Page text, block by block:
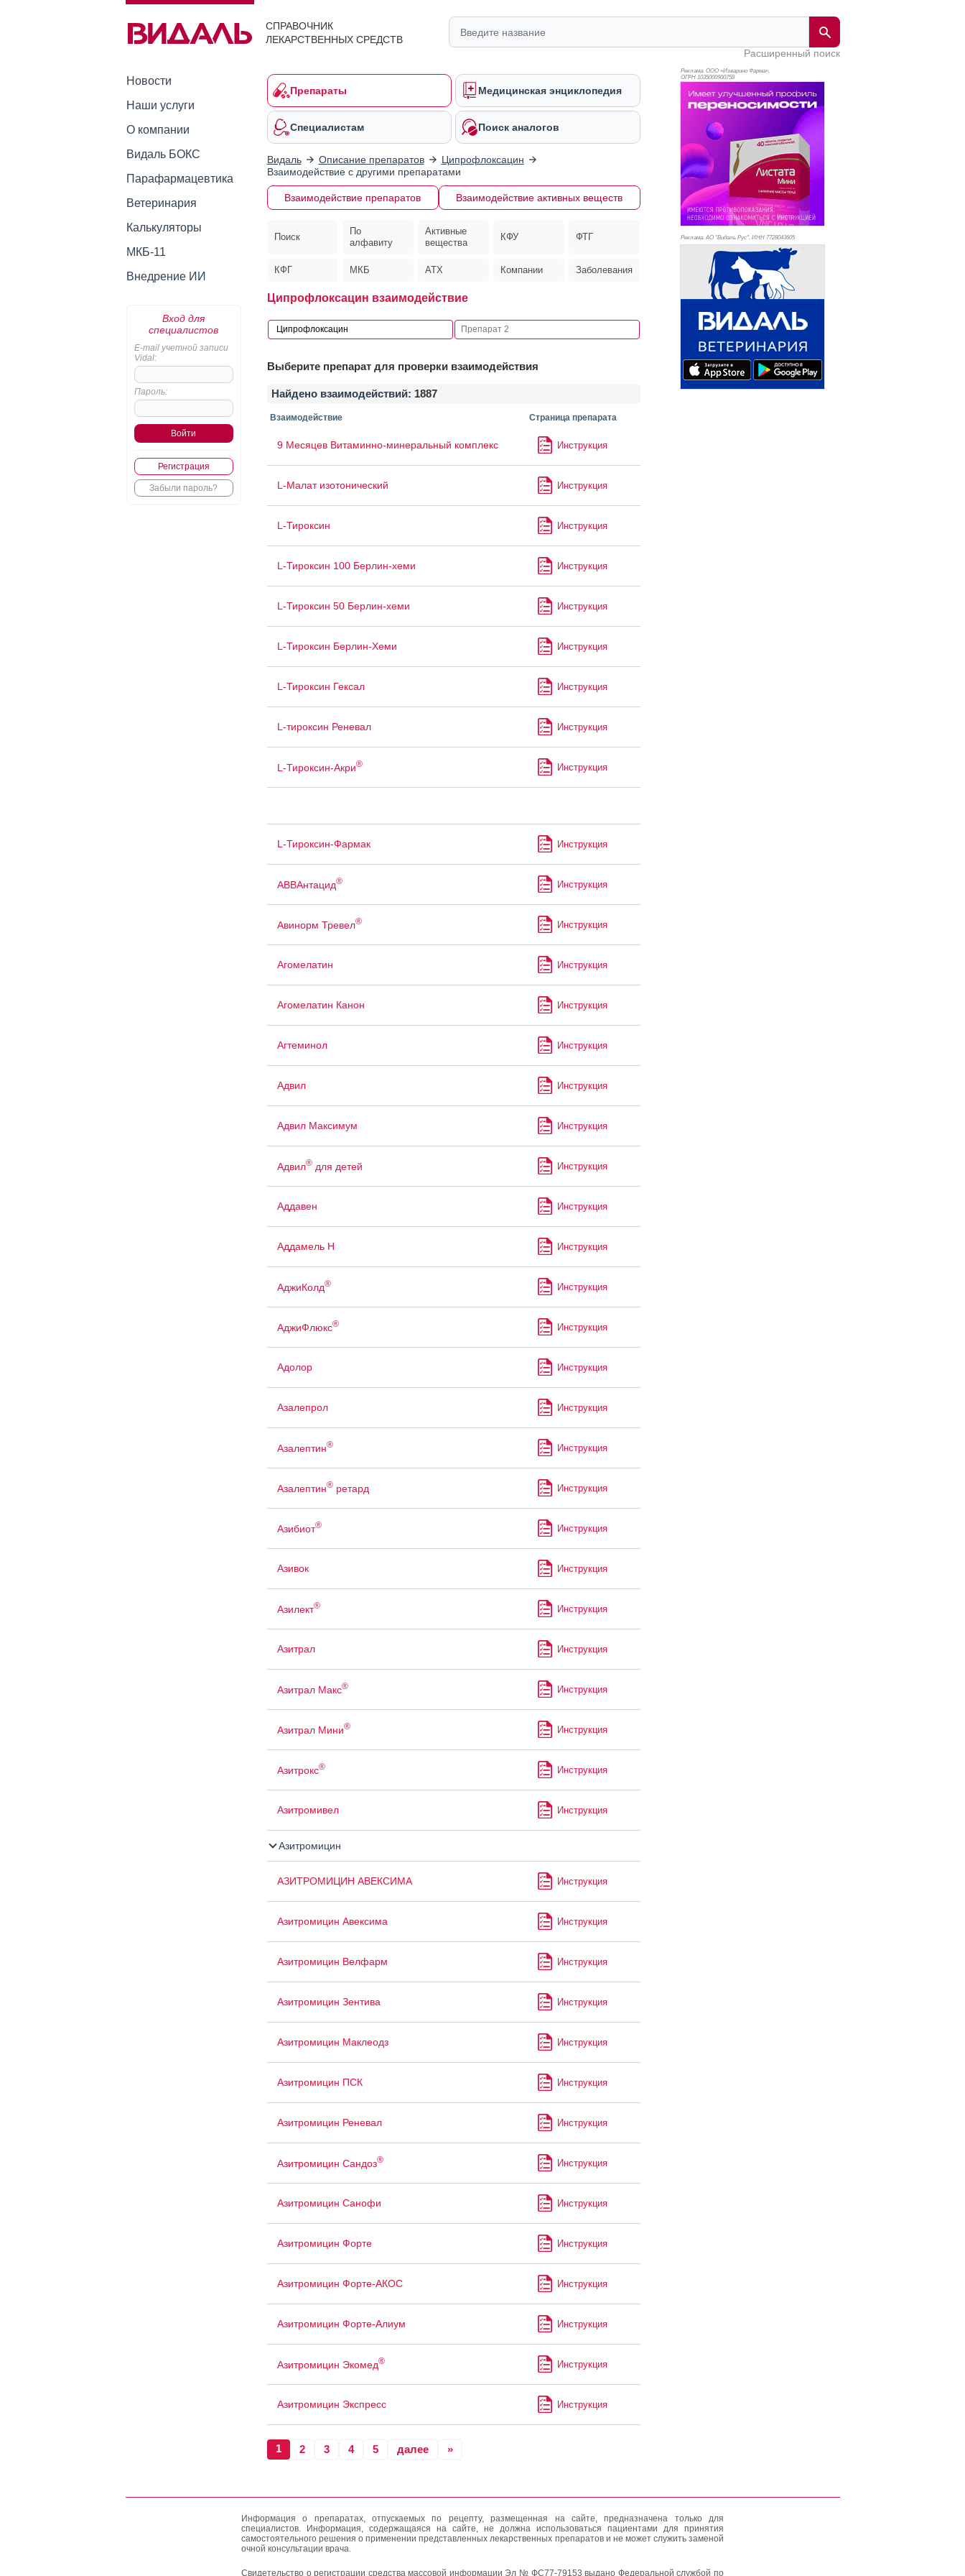
СПРАВОЧНИК
ЛЕКАРСТВЕННЫХ СРЕДСТВ
Расширенный поиск
Новости
Наши услуги
О компании
Видаль БОКС
Парафармацевтика
Ветеринария
Калькуляторы
МКБ-11
Внедрение ИИ
Вход для
специалистов
E-mail учетной записи
Vidal:
Пароль:
Регистрация
Забыли пароль?
Препараты Медицинская энциклопедия
Специалистам Поиск аналогов
Видаль Описание препаратов
Ципрофлоксацин
Взаимодействие с другими препаратами
Взаимодействие препаратов Взаимодействие активных веществ
Поиск
По
алфавиту
Активные
вещества
КФУ ФТГ
КФГ МКБ АТХ Компании Заболевания
Ципрофлоксацин взаимодействие
Выберите препарат для проверки взаимодействия
Найдено взаимодействий: 1887
Взаимодействие Страница препарата
9 Месяцев Витаминно-минеральный комплекс Инструкция
L-Малат изотонический Инструкция
L-Тироксин Инструкция
L-Тироксин 100 Берлин-хеми Инструкция
L-Тироксин 50 Берлин-хеми Инструкция
L-Тироксин Берлин-Хеми Инструкция
L-Тироксин Гексал Инструкция
L-тироксин Реневал Инструкция
L-Тироксин-Акри® Инструкция
L-Тироксин-Фармак Инструкция
АВВАнтацид® Инструкция
Авинорм Тревел® Инструкция
Агомелатин Инструкция
Агомелатин Канон Инструкция
Агтеминол Инструкция
Адвил Инструкция
Адвил Максимум Инструкция
Адвил®для детей Инструкция
Аддавен Инструкция
Аддамель Н Инструкция
АджиКолд® Инструкция
АджиФлюкс® Инструкция
Адолор Инструкция
Азалепрол Инструкция
Азалептин® Инструкция
Азалептин®ретард Инструкция
Азибиот® Инструкция
Азивок Инструкция
Азилект® Инструкция
Азитрал Инструкция
Азитрал Макс® Инструкция
Азитрал Мини® Инструкция
Азитрокс® Инструкция
Азитромивел Инструкция
Азитромицин
АЗИТРОМИЦИН АВЕКСИМА Инструкция
Азитромицин Авексима Инструкция
Азитромицин Велфарм Инструкция
Азитромицин Зентива Инструкция
Азитромицин Маклеодз Инструкция
Азитромицин ПСК Инструкция
Азитромицин Реневал Инструкция
Азитромицин Сандоз® Инструкция
Азитромицин Санофи Инструкция
Азитромицин Форте Инструкция
Азитромицин Форте-АКОС Инструкция
Азитромицин Форте-Алиум Инструкция
Азитромицин Экомед® Инструкция
Азитромицин Экспресс Инструкция
1 2 3 4 5 далее »
Реклама. ООО «Изварино Фарма»,
ОГРН 1035000900758
Реклама. АО "Видаль Рус", ИНН 7728043605
Информация о препаратах, отпускаемых по рецепту, размещенная на сайте, предназначена только для
специалистов. Информация, содержащаяся на сайте, не должна использоваться пациентами для принятия
самостоятельного решения о применении представленных лекарственных препаратов и не может служить заменой
очной консультации врача.
Свидетельство о регистрации средства массовой информации Эл № ФС77-79153 выдано Федеральной службой по